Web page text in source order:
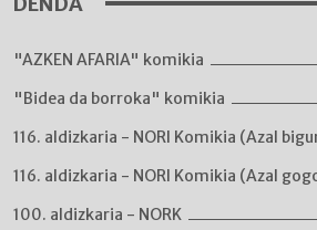
"AZKEN AFARIA" komikia
"Bidea da borroka" komikia
116. aldizkaria - NORI Komikia (Azal
116. aldizkaria - NORI Komikia (Azal
100. aldizkaria - NORK